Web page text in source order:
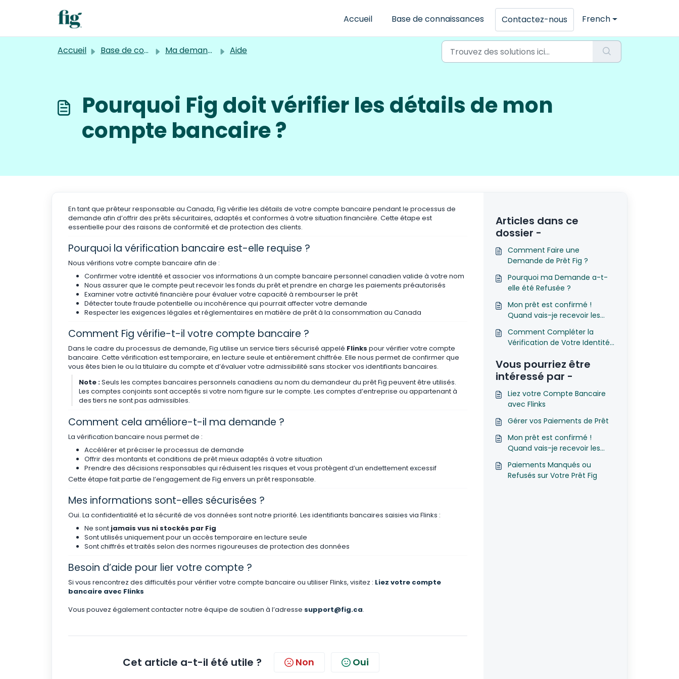
Accueil
Base de connaissances Contactez-nous French
Accueil Base de connaissances Ma demande de prêt Fig Aide
Pourquoi Fig doit vérifier les détails de mon
compte bancaire ?
En tant que prêteur responsable au Canada, Fig vérifie les détails de votre compte bancaire pendant le processus de
demande afin d’offrir des prêts sécuritaires, adaptés et conformes à votre situation financière. Cette étape est
essentielle pour des raisons de conformité et de protection des clients.
Pourquoi la vérification bancaire est-elle requise ?
Nous vérifions votre compte bancaire afin de :
Confirmer votre identité et associer vos informations à un compte bancaire personnel canadien valide à votre nom
Nous assurer que le compte peut recevoir les fonds du prêt et prendre en charge les paiements préautorisés
Examiner votre activité financière pour évaluer votre capacité à rembourser le prêt
Détecter toute fraude potentielle ou incohérence qui pourrait affecter votre demande
Respecter les exigences légales et réglementaires en matière de prêt à la consommation au Canada
Comment Fig vérifie-t-il votre compte bancaire ?
Dans le cadre du processus de demande, Fig utilise un service tiers sécurisé appelé Flinks pour vérifier votre compte
bancaire. Cette vérification est temporaire, en lecture seule et entièrement chiffrée. Elle nous permet de confirmer que
vous êtes bien le ou la titulaire du compte et d’évaluer votre admissibilité sans stocker vos identifiants bancaires.
Note :Seuls les comptes bancaires personnels canadiens au nom du demandeur du prêt Fig peuvent être utilisés.
Les comptes conjoints sont acceptés si votre nom figure sur le compte. Les comptes d’entreprise ou appartenant à
des tiers ne sont pas admissibles.
Comment cela améliore-t-il ma demande ?
La vérification bancaire nous permet de :
Accélérer et préciser le processus de demande
Offrir des montants et conditions de prêt mieux adaptés à votre situation
Prendre des décisions responsables qui réduisent les risques et vous protègent d’un endettement excessif
Cette étape fait partie de l’engagement de Fig envers un prêt responsable.
Mes informations sont-elles sécurisées ?
Oui. La confidentialité et la sécurité de vos données sont notre priorité. Les identifiants bancaires saisies via Flinks :
Ne sont jamais vus ni stockés par Fig
Sont utilisés uniquement pour un accès temporaire en lecture seule
Sont chiffrés et traités selon des normes rigoureuses de protection des données
Besoin d’aide pour lier votre compte ?
Si vous rencontrez des difficultés pour vérifier votre compte bancaire ou utiliser Flinks, visitez : Liez votre compte
bancaire avec Flinks
Vous pouvez également contacter notre équipe de soutien à l’adresse support@fig.ca.
Cet article a-t-il été utile ? Non Oui
Articles dans ce
dossier -
Comment Faire une
Demande de Prêt Fig ?
Pourquoi ma Demande a-t-
elle été Refusée ?
Mon prêt est confirmé !
Quand vais-je recevoir les
Comment Compléter la
Vérification de Votre Identité
Vous pourriez être
intéressé par -
Liez votre Compte Bancaire
avec Flinks
Gérer vos Paiements de Prêt
Mon prêt est confirmé !
Quand vais-je recevoir les
Paiements Manqués ou
Refusés sur Votre Prêt Fig